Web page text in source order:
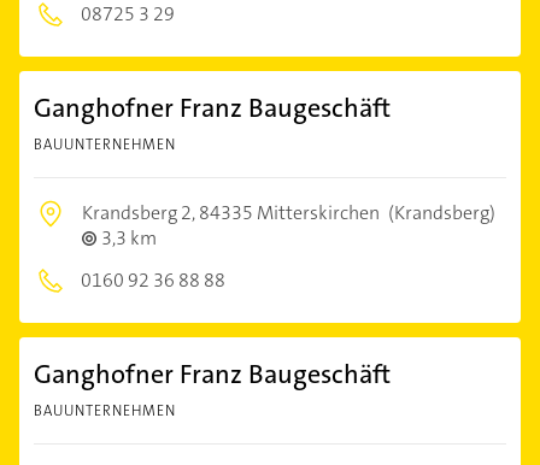
08725 3 29
Ganghofner Franz Baugeschäft
BAUUNTERNEHMEN
Krandsberg 2,84335 Mitterskirchen (Krandsberg)
3,3 km
0160 92 36 88 88
Ganghofner Franz Baugeschäft
BAUUNTERNEHMEN